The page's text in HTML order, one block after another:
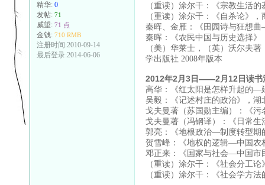
精华: 0
发帖: 71
威望: 71 点
金钱: 710 RMB
注册时间:2010-09-14
最后登录:2014-06-06
（重读）涂尔干：《宗教生活
（重读）涂尔干：《自杀论》
秦晖、金雁：《田园诗与狂想
秦晖：《农民中国与历史选择》
（美）华莱士，（英）沃尔夫
学出版社 2008年版本
2012年2月3日——2月12日读书
高华：《红太阳是怎样升起的—
吴毅：《记述村庄的政治》，湖
戈夫曼著（苏国勋主编）：《
戈夫曼著（冯钢译）：《日常生
郭亮：《地根政治—制度转型期
贺雪峰：《地权的逻辑—中国农
邓正来：《国家与社会—中国市
（重读）涂尔干：《社会分工
（重读）涂尔干：《社会学方